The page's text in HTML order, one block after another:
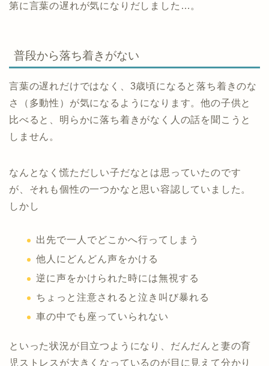
第に言葉の遅れが気になりだしました…。
普段から落ち着きがない
言葉の遅れだけではなく、3歳頃になると落ち着きのな
さ（多動性）が気になるようになります。他の子供と
比べると、明らかに落ち着きがなく人の話を聞こうと
しません。
なんとなく慌ただしい子だなとは思っていたのです
が、それも個性の一つかなと思い容認していました。
しかし
出先で一人でどこかへ行ってしまう
他人にどんどん声をかける
逆に声をかけられた時には無視する
ちょっと注意されると泣き叫び暴れる
車の中でも座っていられない
といった状況が目立つようになり、だんだんと妻の育
児ストレスが大きくなっているのが目に見えて分かり